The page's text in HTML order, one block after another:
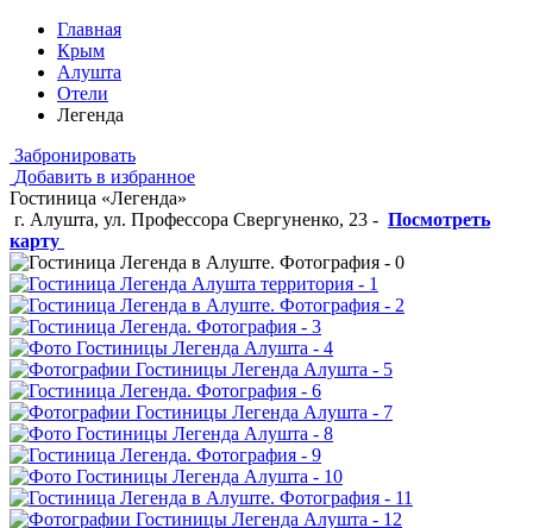
Главная
Крым
Алушта
Отели
Легенда
Забронировать
Добавить в избранное
Гостиница «Легенда»
г. Алушта, ул. Профессора Свергуненко, 23 - Посмотреть
карту